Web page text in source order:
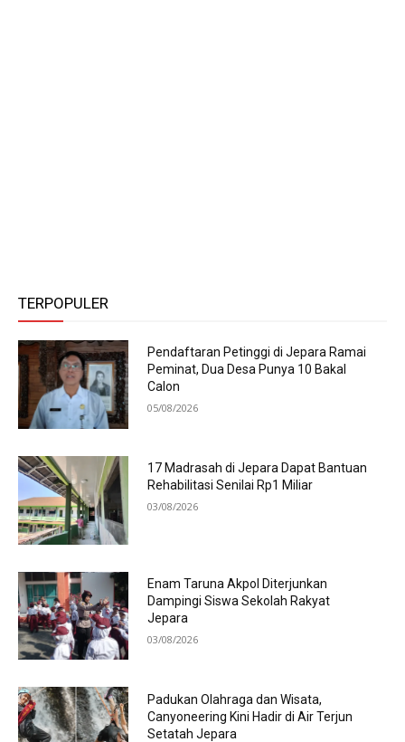
TERPOPULER
Pendaftaran Petinggi di Jepara Ramai
Peminat, Dua Desa Punya 10 Bakal
Calon
05/08/2026
17 Madrasah di Jepara Dapat Bantuan
Rehabilitasi Senilai Rp1 Miliar
03/08/2026
Enam Taruna Akpol Diterjunkan
Dampingi Siswa Sekolah Rakyat
Jepara
03/08/2026
Padukan Olahraga dan Wisata,
Canyoneering Kini Hadir di Air Terjun
Setatah Jepara